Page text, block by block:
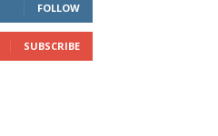
FOLLOW
SUBSCRIBE